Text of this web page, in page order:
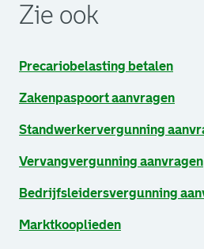
Zie ook
Precariobelasting betalen
Zakenpaspoort aanvragen
Standwerkervergunning
Vervangvergunning aanvragen
Bedrijfsleidersvergunning
Marktkooplieden